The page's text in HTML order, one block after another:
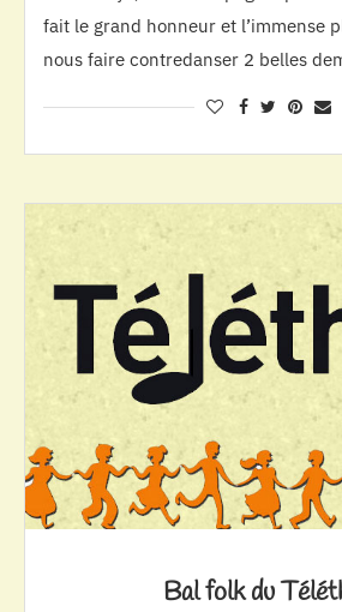
fait le grand honneur et l’immense
nous faire contredanser 2 belles
Bal folk du